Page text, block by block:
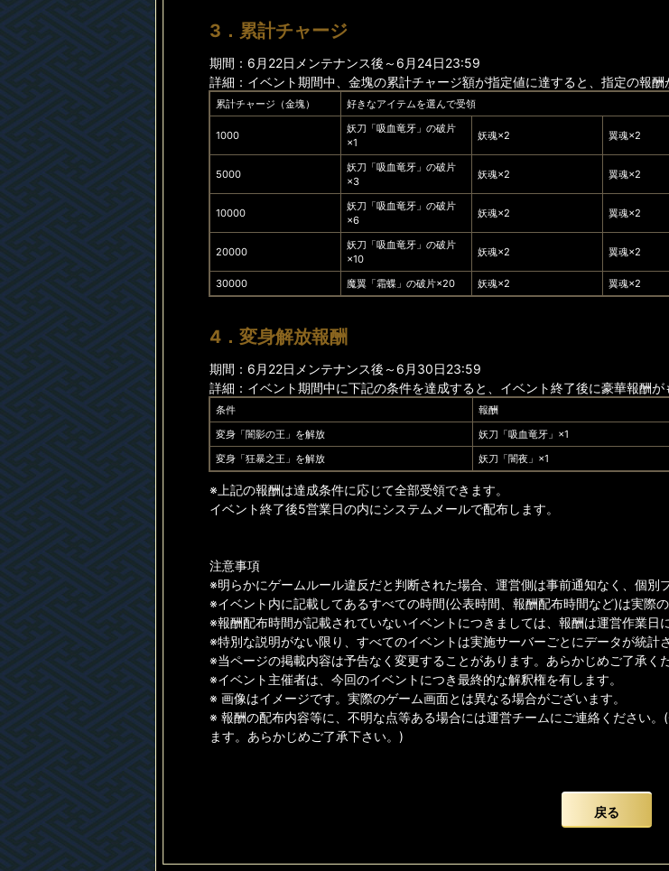
3．累計チャージ
期間：6月22日メンテナンス後～6月24日23:59
詳細：イベント期間中、金塊の累計チャージ額が指定値に達すると、指定の報酬
累計チャージ（金塊） 好きなアイテムを選んで受領
1000
妖刀「吸血竜牙」の破片
×1
妖魂×2 翼魂×2
5000
妖刀「吸血竜牙」の破片
×3
妖魂×2 翼魂×2
10000
妖刀「吸血竜牙」の破片
×6
妖魂×2 翼魂×2
20000
妖刀「吸血竜牙」の破片
×10
妖魂×2 翼魂×2
30000 魔翼「霜蝶」の破片×20 妖魂×2 翼魂×2
4．変身解放報酬
期間：6月22日メンテナンス後～6月30日23:59
詳細：イベント期間中に下記の条件を達成すると、イベント終了後に豪華報酬が
条件
報酬
変身「闇影の王」を解放
妖刀「吸血竜牙」×1
変身「狂暴之王」を解放
妖刀「闇夜」×1
※上記の報酬は達成条件に応じて全部受領できます。
イベント終了後5営業日の内にシステムメールで配布します。
注意事項
※明らかにゲームルール違反だと判断された場合、運営側は事前通知なく、個別
※イベント内に記載してあるすべての時間(公表時間、報酬配布時間など)は実際
※報酬配布時間が記載されていないイベントにつきましては、報酬は運営作業日
※特別な説明がない限り、すべてのイベントは実施サーバーごとにデータが統計
※当ページの掲載内容は予告なく変更することがあります。あらかじめご了承くだ
※イベント主催者は、今回のイベントにつき最終的な解釈権を有します。
※ 画像はイメージです。実際のゲーム画面とは異なる場合がございます。
※ 報酬の配布内容等に、不明な点等ある場合には運営チームにご連絡ください
ます。あらかじめご了承下さい。)
戻る